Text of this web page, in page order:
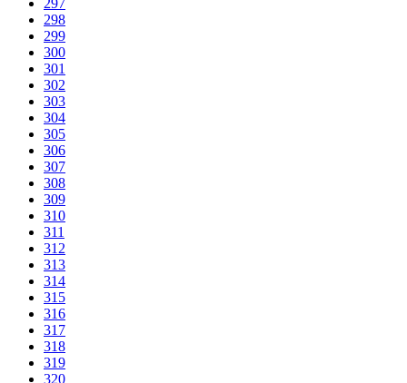
298
299
300
301
302
303
304
305
306
307
308
309
310
311
312
313
314
315
316
317
318
319
320